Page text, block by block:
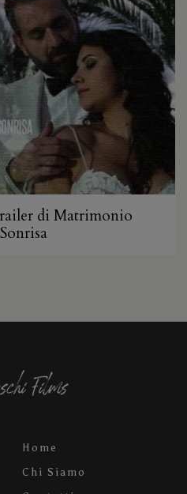
di Matrimonio
Home
Chi Siamo